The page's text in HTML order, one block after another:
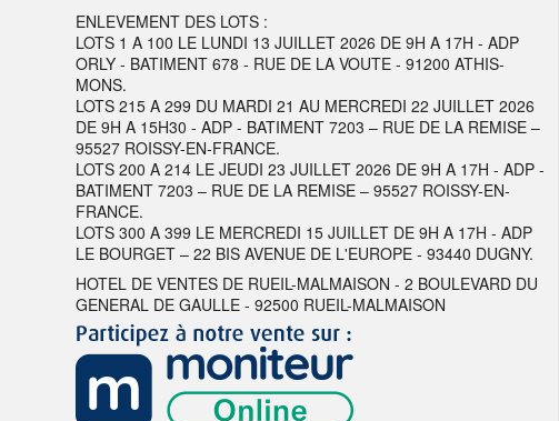
ENLEVEMENT DES LOTS :
LOTS 1 A 100 LE LUNDI 13 JUILLET 2026 DE 9H A 17H - ADP
ORLY - BATIMENT 678 - RUE DE LA VOUTE - 91200 ATHIS-
MONS.
LOTS 215 A 299 DU MARDI 21 AU MERCREDI 22 JUILLET 2026
DE 9H A 15H30 - ADP - BATIMENT 7203 – RUE DE LA REMISE –
95527 ROISSY-EN-FRANCE.
LOTS 200 A 214 LE JEUDI 23 JUILLET 2026 DE 9H A 17H - ADP -
BATIMENT 7203 – RUE DE LA REMISE – 95527 ROISSY-EN-
FRANCE.
LOTS 300 A 399 LE MERCREDI 15 JUILLET DE 9H A 17H - ADP
LE BOURGET – 22 BIS AVENUE DE L'EUROPE - 93440 DUGNY.
HOTEL DE VENTES DE RUEIL-MALMAISON - 2 BOULEVARD DU
GENERAL DE GAULLE - 92500 RUEIL-MALMAISON